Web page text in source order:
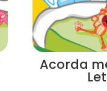
Acorda